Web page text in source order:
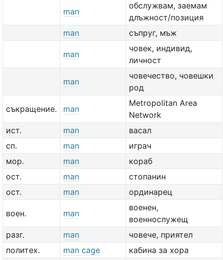
man
обслужвам, заемам
длъжност/позиция
man
съпруг, мъж
man
човек, индивид,
личност
man
човечество, човешки
род
съкращение. man
Metropolitan Area
Network
ист.
man
васал
сп.
man
играч
мор.
man
кораб
ост.
man
стопанин
ост.
man ординарец
воен. man
военен,
военнослужещ
разг.
man
човече, приятел
политех.
man cage кабина за хора